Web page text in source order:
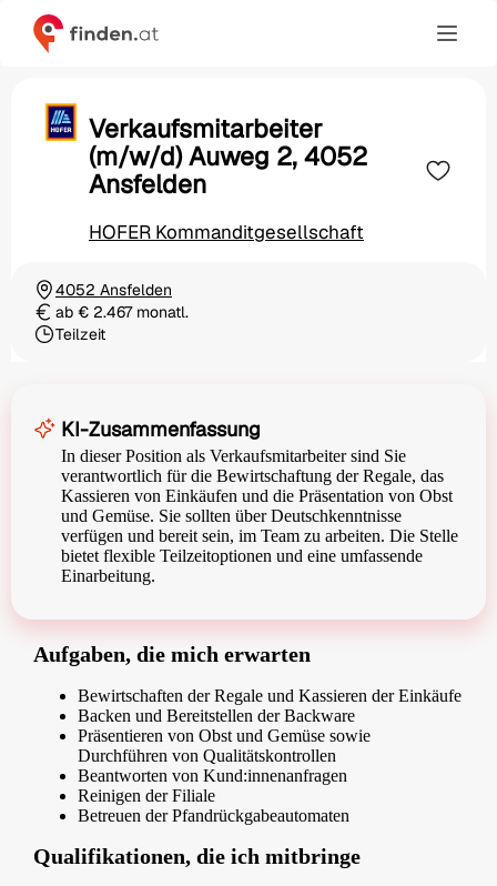
Verkaufsmitarbeiter
(m/w/d) Auweg 2, 4052
Ansfelden
HOFER Kommanditgesellschaft
Ortschaft
4052 Ansfelden
Gehaltab € 2.467 monatl.
Beschäftigungsart
Teilzeit
KI-Zusammenfassung
In dieser Position als Verkaufsmitarbeiter sind Sie
verantwortlich für die Bewirtschaftung der Regale, das
Kassieren von Einkäufen und die Präsentation von Obst
und Gemüse. Sie sollten über Deutschkenntnisse
verfügen und bereit sein, im Team zu arbeiten. Die Stelle
bietet flexible Teilzeitoptionen und eine umfassende
Einarbeitung.
Aufgaben, die mich erwarten
Bewirtschaften der Regale und Kassieren der Einkäufe
Backen und Bereitstellen der Backware
Präsentieren von Obst und Gemüse sowie
Durchführen von Qualitätskontrollen
Beantworten von Kund:innenanfragen
Reinigen der Filiale
Betreuen der Pfandrückgabeautomaten
Qualifikationen, die ich mitbringe